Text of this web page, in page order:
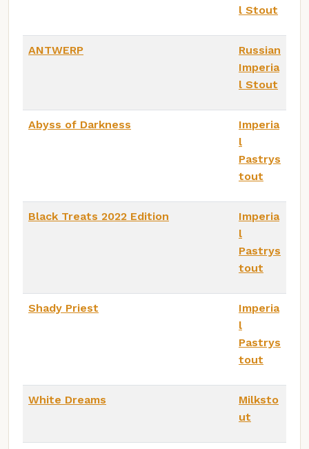
l Stout
ANTWERP
Russian
Imperia
l Stout
Abyss of Darkness
Imperia
l
Pastrys
tout
Black Treats 2022 Edition
Imperia
l
Pastrys
tout
Shady Priest
Imperia
l
Pastrys
tout
White Dreams
Milksto
ut